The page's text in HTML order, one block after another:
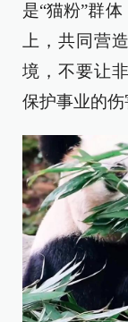
是“猫粉”群
上，共同营
境，不要让
保护事业的伤